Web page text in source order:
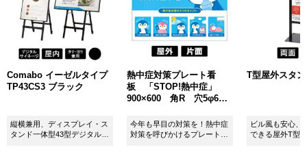
Comabo イーゼルタイプ
TP43CS3 ブラック
縦横兼用、ディスプレイ・ス
タンド一体型43型デジタルサ
熱中症対策プレート看
板 「STOP!熱中症」
900×600 角R 穴5φ6カ
今年も早目の対策を！熱中症
対策を呼びかけるプレート看
T型屋外スタ
ビル風も安心、
できる屋外T型